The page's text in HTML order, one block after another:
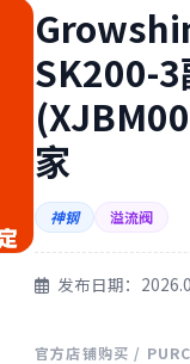
三一
徐工
SK200-
家
神钢 溢流阀
发布日期：
官方店铺购买 /